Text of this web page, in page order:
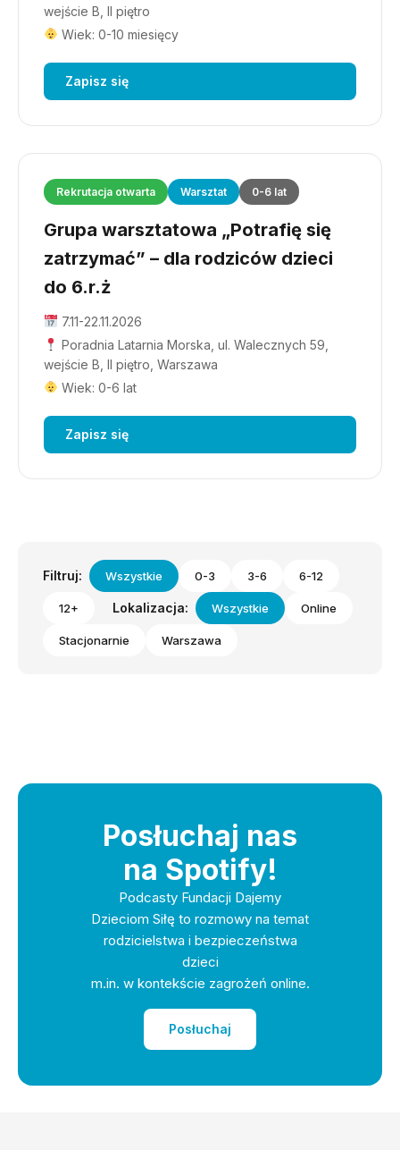
wejście B, II piętro
Wiek: 0-10 miesięcy
Zapisz się
Rekrutacja otwarta Warsztat 0-6 lat
Grupa warsztatowa „Potrafię się
zatrzymać” – dla rodziców dzieci
do 6.r.ż
7.11-22.11.2026
Poradnia Latarnia Morska, ul. Walecznych 59,
wejście B, II piętro, Warszawa
Wiek: 0-6 lat
Zapisz się
Filtruj: Wszystkie 0-3 3-6 6-12
12+ Lokalizacja: Wszystkie Online
Stacjonarnie Warszawa
Posłuchaj nas
na Spotify!
Podcasty Fundacji Dajemy
Dzieciom Siłę to rozmowy na temat
rodzicielstwa i bezpieczeństwa
dzieci
m.in. w kontekście zagrożeń online.
Posłuchaj